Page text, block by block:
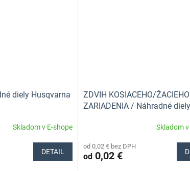
diely Husqvarna
Skladom v E-shope
DETAIL
ZDVIH KOSIACEHO/ŽACIEHO
ZARIADENIA / Náhradné diely
Skladom
od 0,02 € bez DPH
od0,02 €